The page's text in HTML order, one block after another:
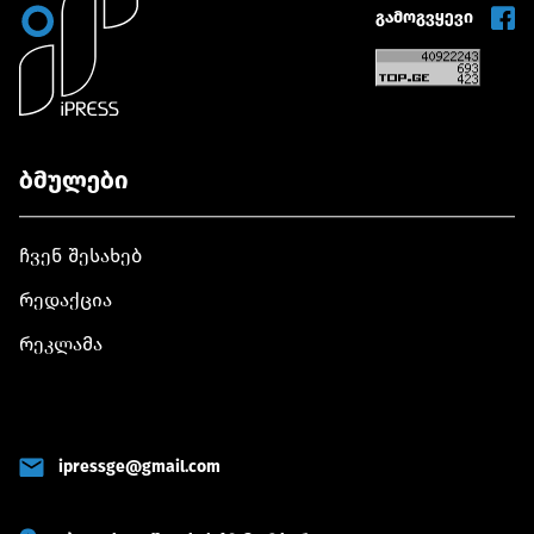
უზრუნველყოფს
გამოგვყევი
ბმულები
ჩვენ შესახებ
რედაქცია
რეკლამა
ipressge@gmail.com